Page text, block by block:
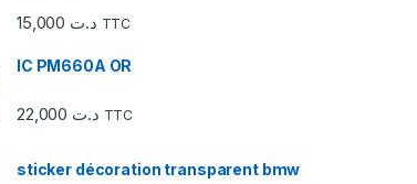
د.ت TTC
IC PM660A OR
د.ت TTC
sticker décoration transparent bmw